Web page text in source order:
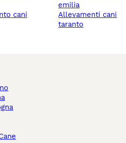
emilia
allevamenti cani
taranto